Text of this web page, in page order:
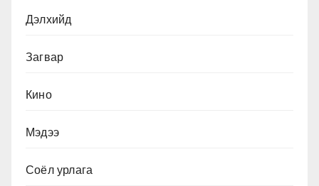
Дэлхийд
Загвар
Кино
Мэдээ
Соёл урлага